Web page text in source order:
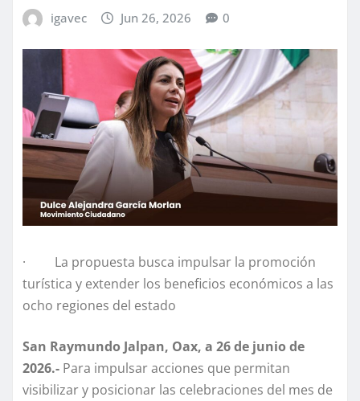
igavec Jun 26, 2026 0
· La propuesta busca impulsar la promoción
turística y extender los beneficios económicos a las
ocho regiones del estado
San Raymundo Jalpan, Oax, a 26 de junio de
2026.- Para impulsar acciones que permitan
visibilizar y posicionar las celebraciones del mes de